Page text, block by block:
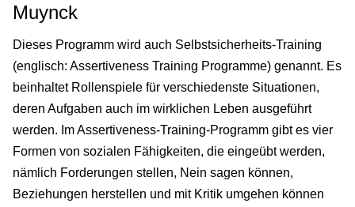
Muynck
Dieses Programm wird auch Selbstsicherheits-Training
(englisch: Assertiveness Training Programme) genannt. Es
beinhaltet Rollenspiele für verschiedenste Situationen,
deren Aufgaben auch im wirklichen Leben ausgeführt
werden. Im Assertiveness-Training-Programm gibt es vier
Formen von sozialen Fähigkeiten, die eingeübt werden,
nämlich Forderungen stellen, Nein sagen können,
Beziehungen herstellen und mit Kritik umgehen können